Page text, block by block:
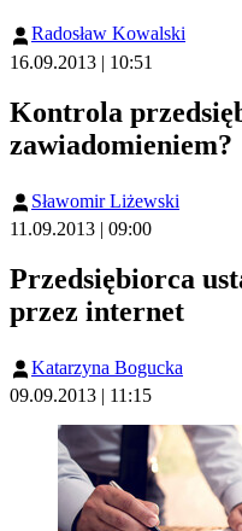
Radosław Kowalski
16.09.2013 | 10:51
Kontrola
zawiadomieniem?
Sławomir Liżewski
11.09.2013 | 09:00
Przedsiębiorca
przez internet
Katarzyna Bogucka
09.09.2013 | 11:15